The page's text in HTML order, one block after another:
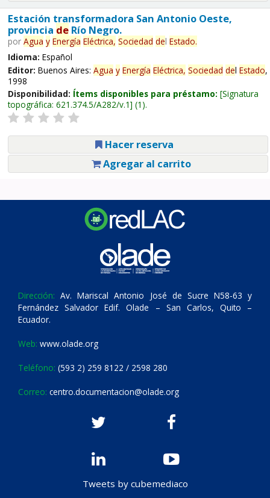
Estación transformadora San Antonio Oeste,
provincia deRío Negro.
por Agua y Energía Eléctrica, Sociedad del Estado.
Idioma: Español
Editor: Buenos Aires: Agua y Energía Eléctrica, Sociedad del Estado,
1998
Disponibilidad: Ítems disponibles para préstamo: Signatura
topográfica: 621.374.5/A282/v.1 (1).
Hacer reserva
Agregar al carrito
Dirección: Av. Mariscal Antonio José de Sucre N58-63 y
Fernández Salvador Edif. Olade – San Carlos, Quito –
Ecuador.
Web: www.olade.org
Teléfono: (593 2) 259 8122 / 2598 280
Correo: centro.documentacion@olade.org
Tweets by cubemediaco